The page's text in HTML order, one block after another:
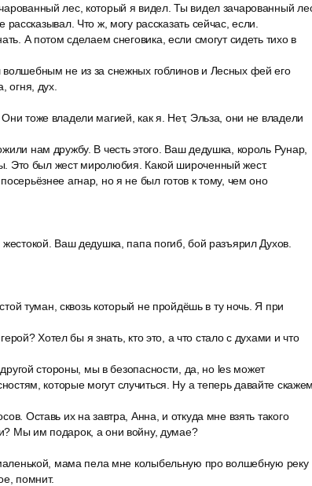
лес, который я видел. Ты видел зачарованный
Что ж, могу рассказать сейчас, если.
А потом сделаем снеговика, если смогут сидеть тихо в
не из за снежных гоблинов и Лесных фей его
огня, дух.
тоже владели магией, как я. Нет, Эльза, они не владели
нам дружбу. В честь этого. Ваш дедушка, король Рунар,
Это был жест миролюбия. Какой широченный жест.
агнар, но я не был готов к тому, чем оно
Ваш дедушка, папа погиб, бой разъярил Духов.
туман, сквозь который не пройдёшь в ту ночь. Я при
Хотел бы я знать, кто это, а что стало с духами и что
стороны, мы в безопасности, да, но les может
которые могут случиться. Ну а теперь давайте скажем
Оставь их на завтра, Анна, и откуда мне взять такого
Мы им подарок, а они войну, думае?
мама пела мне колыбельную про волшебную реку
помнит.